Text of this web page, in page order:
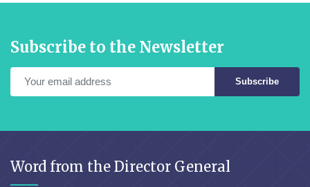
Subscribe to the Newsletter
Subscribe
Word from the Director General